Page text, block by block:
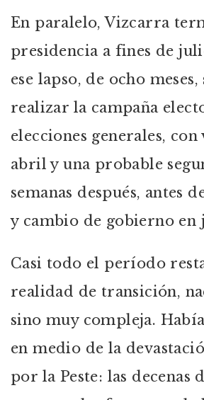
En paralelo, Vizcarra
presidencia a fines de
ese lapso, de ocho meses,
realizar la campaña
elecciones generales,
abril y una probable
semanas después, antes
y cambio de gobierno en
Casi todo el período
realidad de transición,
sino muy compleja.
en medio de la
por la Peste: las decenas